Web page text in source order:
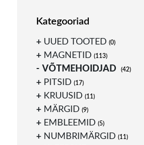
Kategooriad
UUED TOOTED (0)
MAGNETID (113)
VÕTMEHOIDJAD (42)
PITSID (17)
KRUUSID (11)
MÄRGID (9)
EMBLEEMID (5)
NUMBRIMÄRGID (11)